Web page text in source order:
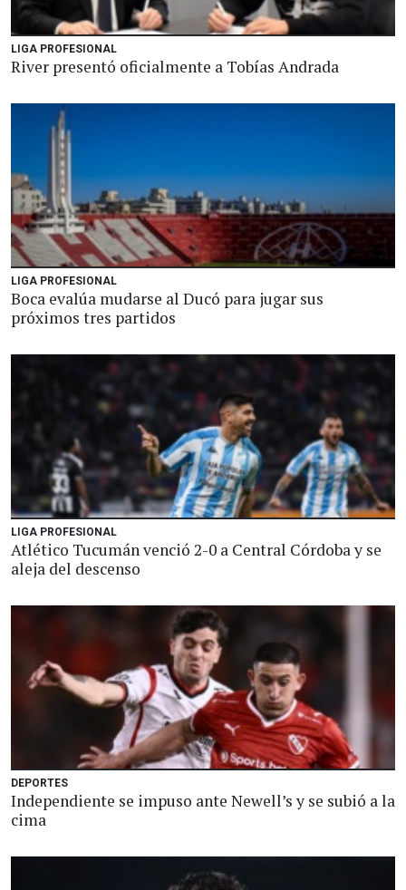
LIGA PROFESIONAL
River presentó oficialmente a Tobías Andrada
LIGA PROFESIONAL
Boca evalúa mudarse al Ducó para jugar sus
próximos tres partidos
LIGA PROFESIONAL
Atlético Tucumán venció 2-0 a Central Córdoba y se
aleja del descenso
DEPORTES
Independiente se impuso ante Newell’s y se subió a la
cima